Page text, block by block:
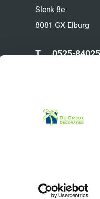
Slenk 8e
8081 GX Elburg
T.
0525-
© 2026 De Groot